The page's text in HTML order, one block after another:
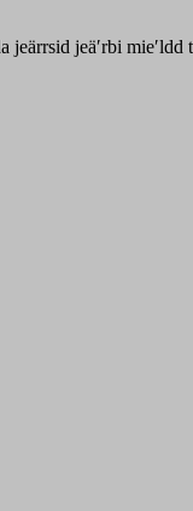
jeärrsid jeäʹrbi mieʹldd